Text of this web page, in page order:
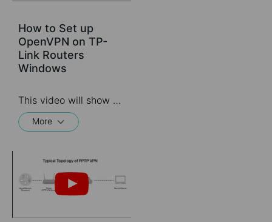
How to Set up
OpenVPN on TP-
Link Routers
Windows
This video will show you how to set up OpenVPN on a TP-Link Wi-Fi router. For more information, visit www.tp-link.com/support.
More